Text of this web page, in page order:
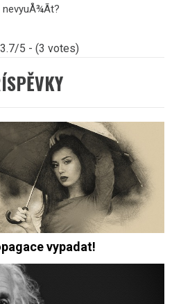
3.7/5 - (3 votes)
vypadat!